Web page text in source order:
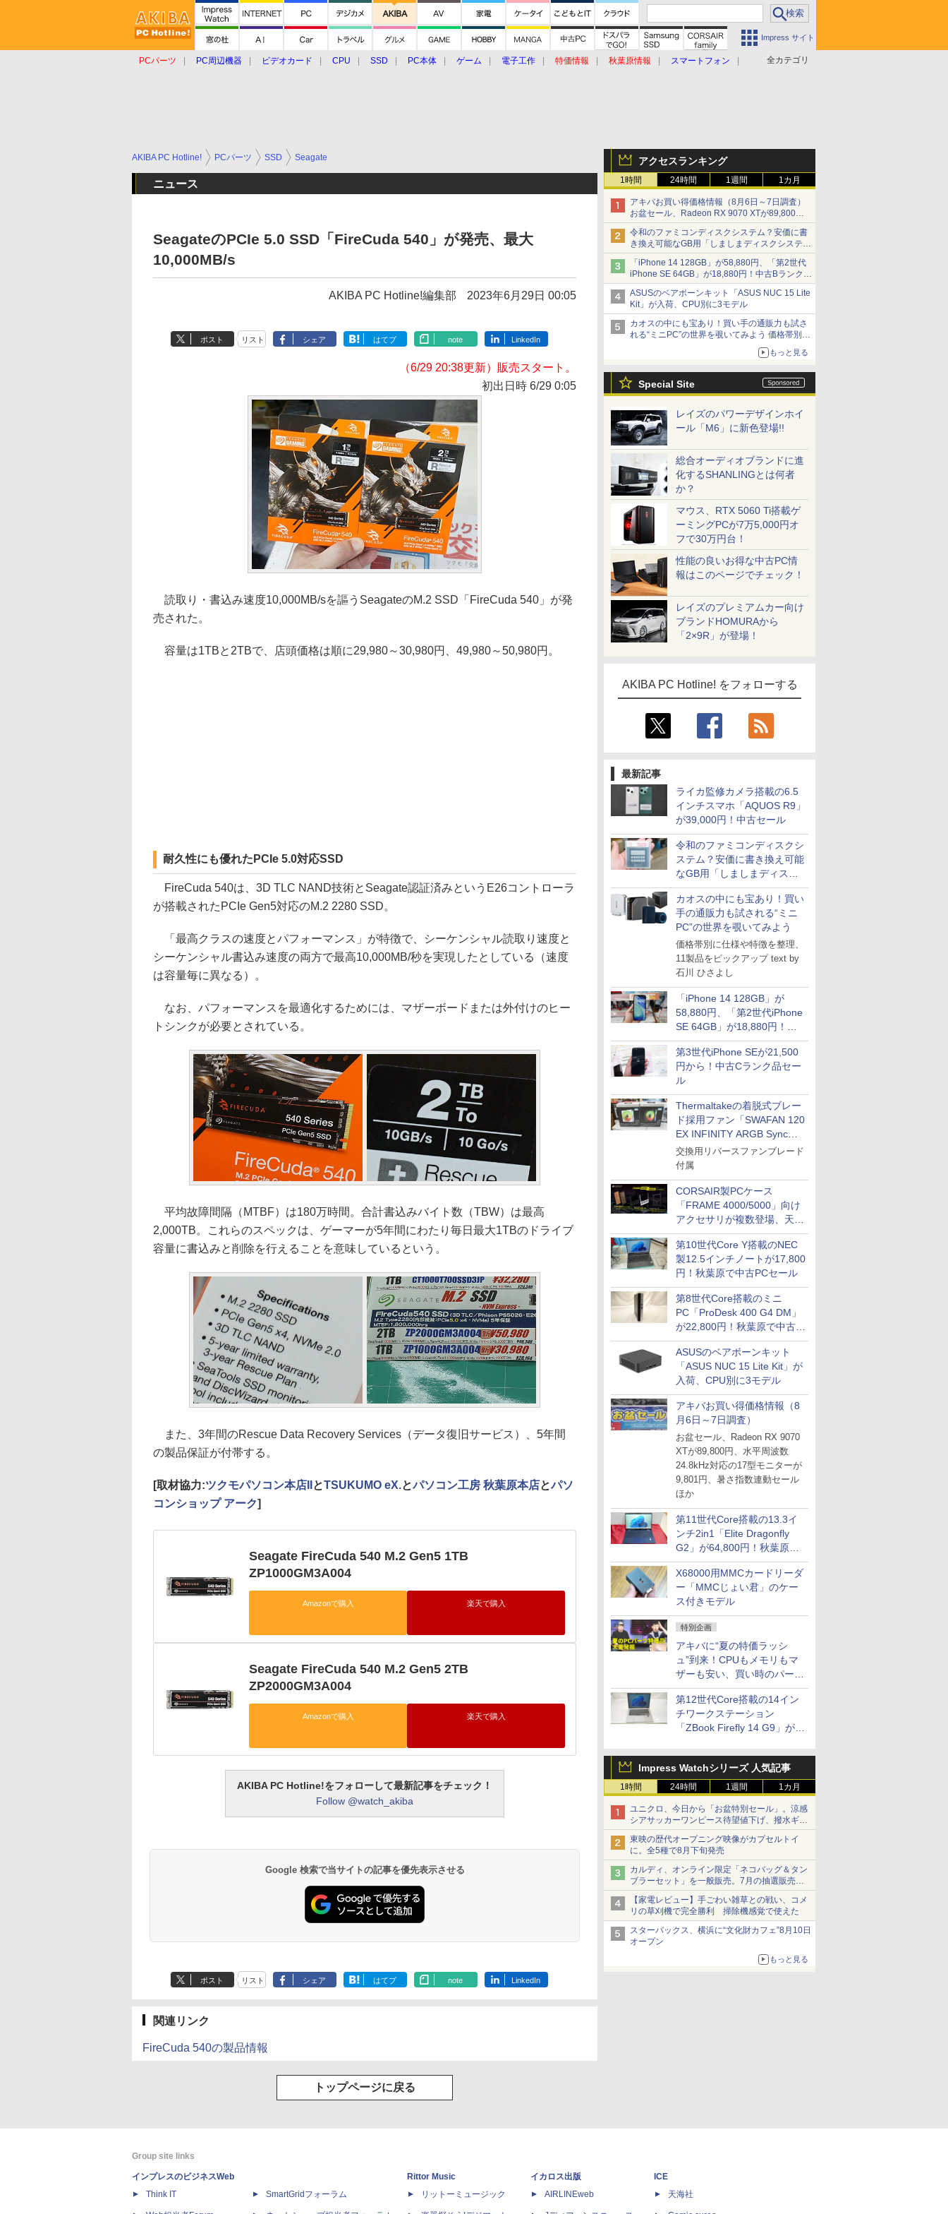
Impress サイト
全カテゴリ
PCパーツ PC周辺機器 ビデオカード CPU SSD PC本体 ゲーム 電子工作 特価情報 秋葉原情報
スマートフォン
アクセスランキング
1時間 24時間 1週間 1カ月
アキバお買い得価格情報（8月6日～7日調査）
お盆セール、Radeon RX 9070 XTが89,800
円、水平周波数24.8kHz対応の17型モニターが
9,801円、暑さ指数連動セール ほか
令和のファミコンディスクシステム？安価に書
き換え可能なGB用「しましまディスクシステ
ム」
「iPhone 14 128GB」が58,880円、「第2世代
iPhone SE 64GB」が18,880円！中古Bランク品
セール
ASUSのベアボーンキット「ASUS NUC 15 Lite
Kit」が入荷、CPU別に3モデル
カオスの中にも宝あり！買い手の通販力も試さ
れる“ミニPC”の世界を覗いてみよう 価格帯別に
仕様や特徴を整理、11製品をピックアップ text
もっと見る
Special Site
レイズのパワーデザインホイ
ール「M6」に新色登場!!
総合オーディオブランドに進
化するSHANLINGとは何者
か？
マウス、RTX 5060 Ti搭載ゲ
ーミングPCが7万5,000円オ
フで30万円台！
性能の良いお得な中古PC情
報はこのページでチェック！
レイズのプレミアムカー向け
ブランドHOMURAから
「2×9R」が登場！
AKIBA PC Hotline! をフォローする
最新記事
ライカ監修カメラ搭載の6.5
インチスマホ「AQUOS R9」
が39,000円！中古セール
令和のファミコンディスクシ
ステム？安価に書き換え可能
なGB用「しましまディスク
システム」
カオスの中にも宝あり！買い
手の通販力も試される“ミニ
PC”の世界を覗いてみよう
価格帯別に仕様や特徴を整理、
11製品をピックアップ text by
石川 ひさよし
「iPhone 14 128GB」が
58,880円、「第2世代iPhone
SE 64GB」が18,880円！中
古Bランク品セール
第3世代iPhone SEが21,500
円から！中古Cランク品セー
ル
Thermaltakeの着脱式ブレー
ド採用ファン「SWAFAN 120
EX INFINITY ARGB Sync」
に単品パッケージ
交換用リバースファンブレード
付属
CORSAIR製PCケース
「FRAME 4000/5000」向け
アクセサリが複数登場、天然
木製パネルや背面コネクタ対
応トレイなど
第10世代Core Y搭載のNEC
製12.5インチノートが17,800
円！秋葉原で中古PCセール
第8世代Core搭載のミニ
PC「ProDesk 400 G4 DM」
が22,800円！秋葉原で中古
PCセール
ASUSのベアボーンキット
「ASUS NUC 15 Lite Kit」が
入荷、CPU別に3モデル
アキバお買い得価格情報（8
月6日～7日調査）
お盆セール、Radeon RX 9070
XTが89,800円、水平周波数
24.8kHz対応の17型モニターが
9,801円、暑さ指数連動セール
ほか
第11世代Core搭載の13.3イ
ンチ2in1「Elite Dragonfly
G2」が64,800円！秋葉原で
中古PCセール
X68000用MMCカードリーダ
ー「MMCじょい君」のケー
ス付きモデル
特別企画
アキバに“夏の特価ラッシ
ュ”到来！CPUもメモリもマ
ザーも安い、買い時のパーツ
は？【8月7日(金)22時配信】
第12世代Core搭載の14イン
チワークステーション
「ZBook Firefly 14 G9」が
セール
Impress Watchシリーズ 人気記事
1時間 24時間 1週間 1カ月
ユニクロ、今日から「お盆特別セール」。涼感
シアサッカーワンピース待望値下げ、撥水ギア
ショーツは1990円に
東映の歴代オープニング映像がカプセルトイ
に。全5種で8月下旬発売
カルディ、オンライン限定「ネコバッグ＆タン
ブラーセット」を一般販売。7月の抽選販売の
当選無効分
【家電レビュー】手ごわい雑草との戦い、コメ
リの草刈機で完全勝利 掃除機感覚で使えた
スターバックス、横浜に“文化財カフェ”8月10日
オープン
もっと見る
AKIBA PC Hotline! PCパーツ SSD Seagate
ニュース
SeagateのPCIe 5.0 SSD「FireCuda 540」が発売、最大
10,000MB/s
AKIBA PC Hotline!編集部 2023年6月29日 00:05
ポスト リスト シェア はてブ note LinkedIn
（6/29 20:38更新）販売スタート。
初出日時 6/29 0:05
読取り・書込み速度10,000MB/sを謳うSeagateのM.2 SSD「FireCuda 540」が発
売された。
容量は1TBと2TBで、店頭価格は順に29,980～30,980円、49,980～50,980円。
耐久性にも優れたPCIe 5.0対応SSD
FireCuda 540は、3D TLC NAND技術とSeagate認証済みというE26コントローラ
が搭載されたPCIe Gen5対応のM.2 2280 SSD。
「最高クラスの速度とパフォーマンス」が特徴で、シーケンシャル読取り速度と
シーケンシャル書込み速度の両方で最高10,000MB/秒を実現したとしている（速度
は容量毎に異なる）。
なお、パフォーマンスを最適化するためには、マザーボードまたは外付けのヒー
トシンクが必要とされている。
平均故障間隔（MTBF）は180万時間。合計書込みバイト数（TBW）は最高
2,000TB。これらのスペックは、ゲーマーが5年間にわたり毎日最大1TBのドライブ
容量に書込みと削除を行えることを意味しているという。
また、3年間のRescue Data Recovery Services（データ復旧サービス）、5年間
の製品保証が付帯する。
[取材協力:ツクモパソコン本店II とTSUKUMO eX.とパソコン工房 秋葉原本店とパソ
コンショップ アーク]
Seagate FireCuda 540 M.2 Gen5 1TB
ZP1000GM3A004
Amazonで購入 楽天で購入
Seagate FireCuda 540 M.2 Gen5 2TB
ZP2000GM3A004
Amazonで購入 楽天で購入
AKIBA PC Hotline!をフォローして最新記事をチェック！
Follow @watch_akiba
Google 検索で当サイトの記事を優先表示させる
ポスト リスト シェア はてブ note LinkedIn
関連リンク
FireCuda 540の製品情報
トップページに戻る
Group site links
インプレスのビジネスWeb
Think IT
SmartGridフォーラム
Rittor Music
リットーミュージック
イカロス出版
AIRLINEweb
ICE
天海社